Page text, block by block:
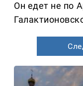
Он едет не по